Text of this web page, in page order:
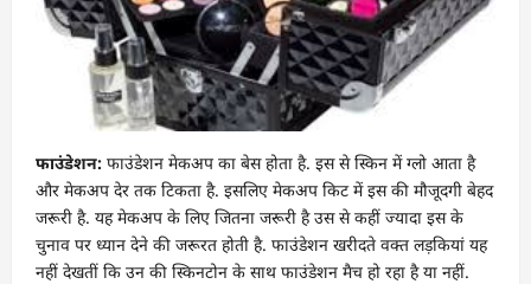
फाउंडेशन: फाउंडेशन मेकअप का बेस होता है. इस से स्किन में ग्लो आता है
और मेकअप देर तक टिकता है. इसलिए मेकअप किट में इस की मौजूदगी बेहद
जरूरी है. यह मेकअप के लिए जितना जरूरी है उस से कहीं ज्यादा इस के
चुनाव पर ध्यान देने की जरूरत होती है. फाउंडेशन खरीदते वक्त लड़कियां यह
नहीं देखतीं कि उन की स्किनटोन के साथ फाउंडेशन मैच हो रहा है या नहीं.